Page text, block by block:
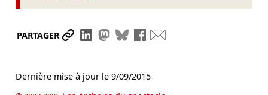
PARTAGER Partager le lien
Partager sur LinkedIn
Partager sur Mastodon
Partager sur Bluesky
Partager sur Facebook
Dernière mise à jour le 9/09/2015